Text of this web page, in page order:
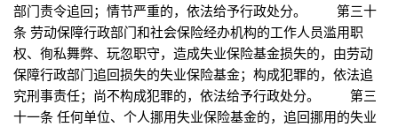
部门责令追回；情节严重的，依法给予行政处分。 第三十
条 劳动保障行政部门和社会保险经办机构的工作人员滥用职
权、徇私舞弊、玩忽职守，造成失业保险基金损失的，由劳动
保障行政部门追回损失的失业保险基金；构成犯罪的，依法追
究刑事责任；尚不构成犯罪的，依法给予行政处分。 第三
十一条 任何单位、个人挪用失业保险基金的，追回挪用的失业